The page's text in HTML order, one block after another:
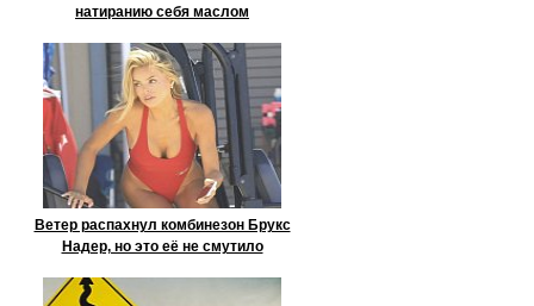
натиранию себя маслом
Ветер распахнул комбинезон Брукс
Надер, но это её не смутило